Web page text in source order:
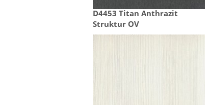
D4453 Titan Anthrazit
Struktur OV